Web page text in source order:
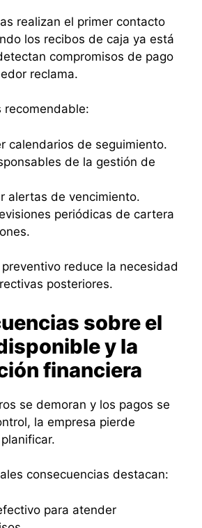
realizan el primer contacto
los recibos de caja ya está
compromisos de pago
reclama.
recomendable:
calendarios de seguimiento.
de la gestión de
alertas de vencimiento.
periódicas de cartera
reduce la necesidad
posteriores.
sobre el
y la
financiera
se demoran y los pagos se
la empresa pierde
consecuencias destacan:
para atender